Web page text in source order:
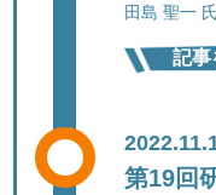
田島 聖一 氏
記
第19回